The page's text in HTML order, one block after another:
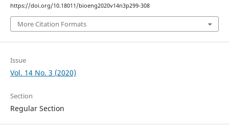
https://doi.org/10.18011/bioeng2020v14n3p299-308
More Citation Formats
Issue
Vol. 14 No. 3 (2020)
Section
Regular Section